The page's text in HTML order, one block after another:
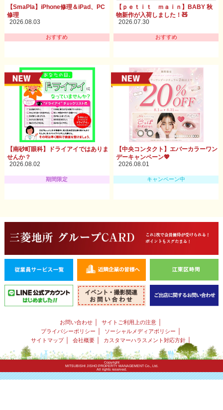
【SmaPla】iPhone修理＆iPad、PC
修理
2026.08.03
おすすめ
【ｐｅｔｉｔ ｍａｉｎ】BABY 秋
物新作が入荷しました！🧸
2026.07.30
おすすめ
【南砂町眼科】ドライアイではありま
せんか？
2026.08.02
期間限定
【中央コンタクト】エバーカラーワン
デーキャンペーン💖
2026.08.01
キャンペーン中
お問い合わせ ｜ サイトご利用上の注意 ｜
プライバシーポリシー ｜ ソーシャルメディアポリシー ｜
サイトマップ｜ 会社概要｜ カスタマーハラスメント対応方針｜
Copyright
MITSUBISHI JISHO PROPERTY MANAGEMENT Co., Ltd.
All rights reserved.